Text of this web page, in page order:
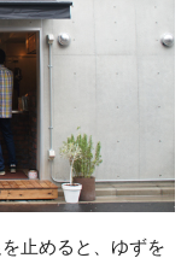
止めると、ゆずを